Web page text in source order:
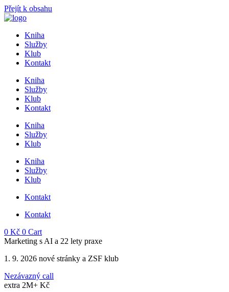
Přejít k obsahu
Kniha
Služby
Klub
Kontakt
Kniha
Služby
Klub
Kontakt
Kniha
Služby
Klub
Kniha
Služby
Klub
Kontakt
Kontakt
0 Kč 0 Cart
Marketing s AI a 22 lety praxe
1. 9. 2026 nové stránky a ZSF klub
Nezávazný call
extra 2M+ Kč